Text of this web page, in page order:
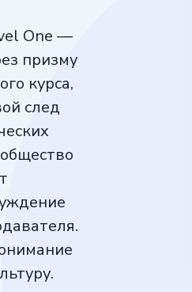
One —
призму
курса,
след